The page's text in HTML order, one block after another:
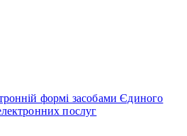
формі засобами Єдиного
послуг